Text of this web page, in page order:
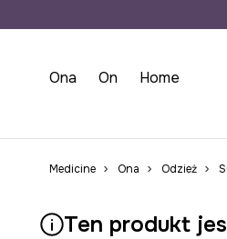
Ona On Home
Medicine Ona Odzież
Ten produkt